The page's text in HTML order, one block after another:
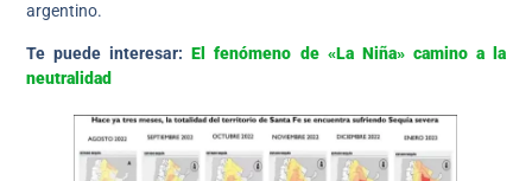
argentino.
Te puede interesar:El fenómeno de «La Niña» camino a la
neutralidad